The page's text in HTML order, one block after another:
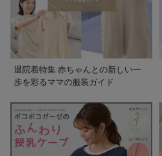
退院着特集 赤ちゃんとの新しい一
歩を彩るママの服装ガイド